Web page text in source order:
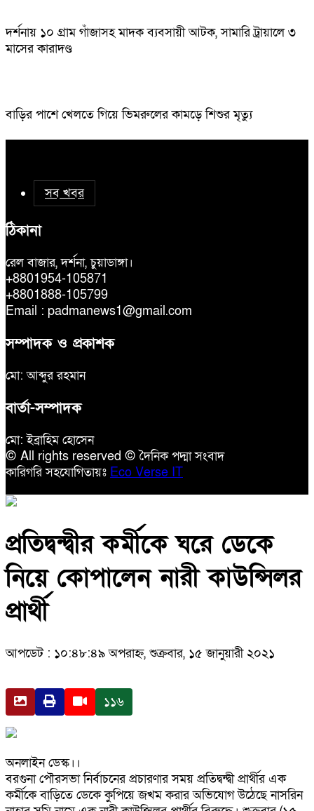
দর্শনায় ১০ গ্রাম গাঁজাসহ মাদক ব্যবসায়ী আটক, সামারি ট্রায়ালে ৩
মাসের কারাদণ্ড
বাড়ির পাশে খেলতে গিয়ে ভিমরুলের কামড়ে শিশুর মৃত্যু
সব খবর
ঠিকানা
রেল বাজার, দর্শনা, চুয়াডাঙ্গা।
+8801954-105871
+8801888-105799
Email : padmanews1@gmail.com
সম্পাদক ও প্রকাশক
মো: আব্দুর রহমান
বার্তা-সম্পাদক
মো: ইব্রাহিম হোসেন
© All rights reserved © দৈনিক পদ্মা সংবাদ
কারিগরি সহযোগিতায়ঃ Eco Verse IT
প্রতিদ্বন্দ্বীর কর্মীকে ঘরে ডেকে
নিয়ে কোপালেন নারী কাউন্সিলর
প্রার্থী
আপডেট : ১০:৪৮:৪৯ অপরাহ্ন, শুক্রবার, ১৫ জানুয়ারী ২০২১
১১৬
অনলাইন ডেস্ক।।
বরগুনা পৌরসভা নির্বাচনের প্রচারণার সময় প্রতিদ্বন্দ্বী প্রার্থীর এক
কর্মীকে বাড়িতে ডেকে কুপিয়ে জখম করার অভিযোগ উঠেছে নাসরিন